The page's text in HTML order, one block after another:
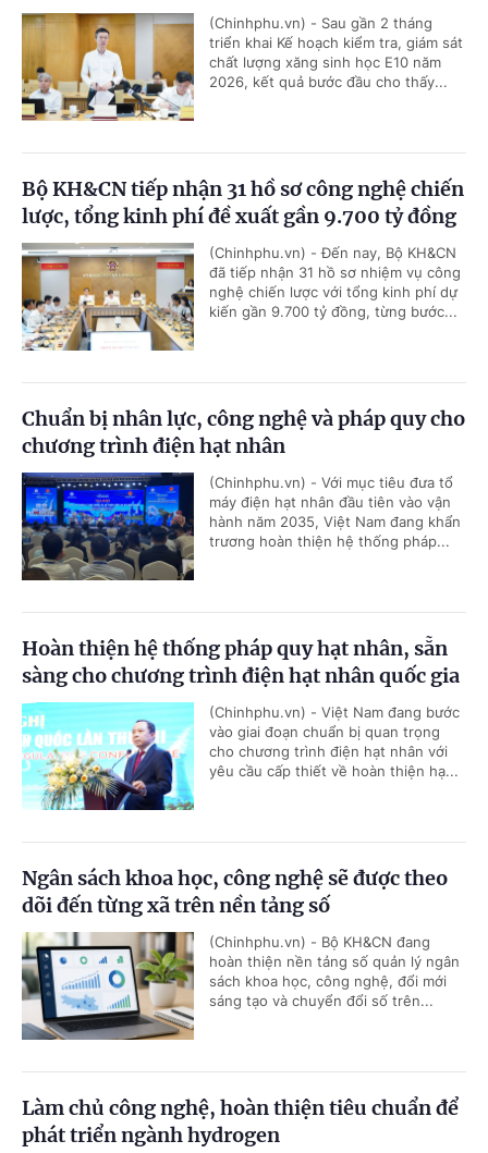
(Chinhphu.vn) - Sau gần 2 tháng
triển khai Kế hoạch kiểm tra, giám sát
chất lượng xăng sinh học E10 năm
2026, kết quả bước đầu cho thấy...
Bộ KH&CN tiếp nhận 31 hồ sơ công nghệ chiến
lược, tổng kinh phí đề xuất gần 9.700 tỷ đồng
(Chinhphu.vn) - Đến nay, Bộ KH&CN
đã tiếp nhận 31 hồ sơ nhiệm vụ công
nghệ chiến lược với tổng kinh phí dự
kiến gần 9.700 tỷ đồng, từng bước...
Chuẩn bị nhân lực, công nghệ và pháp quy cho
chương trình điện hạt nhân
(Chinhphu.vn) - Với mục tiêu đưa tổ
máy điện hạt nhân đầu tiên vào vận
hành năm 2035, Việt Nam đang khẩn
trương hoàn thiện hệ thống pháp...
Hoàn thiện hệ thống pháp quy hạt nhân, sẵn
sàng cho chương trình điện hạt nhân quốc gia
(Chinhphu.vn) - Việt Nam đang bước
vào giai đoạn chuẩn bị quan trọng
cho chương trình điện hạt nhân với
yêu cầu cấp thiết về hoàn thiện hạ...
Ngân sách khoa học, công nghệ sẽ được theo
dõi đến từng xã trên nền tảng số
(Chinhphu.vn) - Bộ KH&CN đang
hoàn thiện nền tảng số quản lý ngân
sách khoa học, công nghệ, đổi mới
sáng tạo và chuyển đổi số trên...
Làm chủ công nghệ, hoàn thiện tiêu chuẩn để
phát triển ngành hydrogen